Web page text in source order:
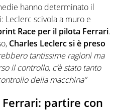
hanno determinato il
Leclerc scivola a muro e
Race per il pilota Ferrari.
Charles Leclerc si è preso
tantissime ragioni ma
il controllo, c’è stato tanto
della macchina”
Ferrari: partire con